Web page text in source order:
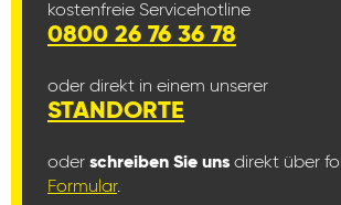
kostenfreie Servicehotline
0800 26 76 36 78
oder direkt in einem unserer
STANDORTE
oder schreiben Sie uns direkt über
Formular.